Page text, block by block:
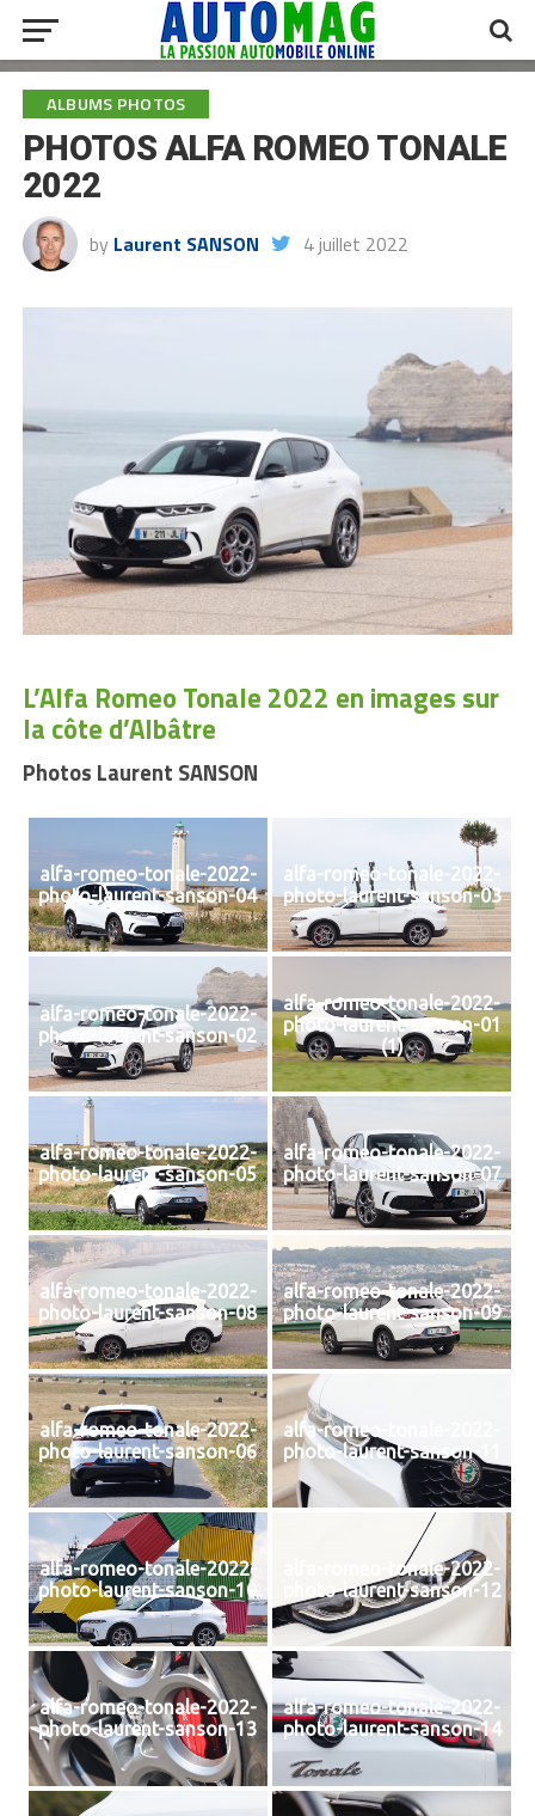
ALBUMS PHOTOS
PHOTOS ALFA ROMEO TONALE
2022
by Laurent SANSON 4 juillet 2022
L’Alfa Romeo Tonale 2022 en images sur
la côte d’Albâtre
Photos Laurent SANSON
alfa-romeo-tonale-2022-
photo-laurent-sanson-04
alfa-romeo-tonale-2022-
photo-laurent-sanson-03
alfa-romeo-tonale-2022-
photo-laurent-sanson-02
alfa-romeo-tonale-2022-
photo-laurent-sanson-01
(1)
alfa-romeo-tonale-2022-
photo-laurent-sanson-05
alfa-romeo-tonale-2022-
photo-laurent-sanson-07
alfa-romeo-tonale-2022-
photo-laurent-sanson-08
alfa-romeo-tonale-2022-
photo-laurent-sanson-09
alfa-romeo-tonale-2022-
photo-laurent-sanson-06
alfa-romeo-tonale-2022-
photo-laurent-sanson-11
alfa-romeo-tonale-2022-
photo-laurent-sanson-10
alfa-romeo-tonale-2022-
photo-laurent-sanson-12
alfa-romeo-tonale-2022-
photo-laurent-sanson-13
alfa-romeo-tonale-2022-
photo-laurent-sanson-14